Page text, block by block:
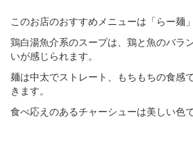
このお店のおすすめメニューは「らー麺」
鶏白湯魚介系のスープは、鶏と魚のバラ
いが感じられます。
麺は中太でストレート、もちもちの食感
きます。
食べ応えのあるチャーシューは美しい色で